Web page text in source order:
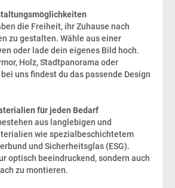
die Freiheit, ihr Zuhause nach
zu gestalten. Wähle aus einer
oder lade dein eigenes Bild hoch.
Holz, Stadtpanorama oder
uns findest du das passende Design
für jeden Bedarf
aus langlebigen und
wie spezialbeschichtetem
und Sicherheitsglas (ESG).
optisch beeindruckend, sondern auch
zu montieren.